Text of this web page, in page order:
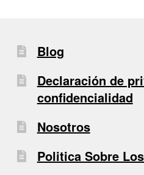
Blog
Declaración de
confidencialidad
Nosotros
Politica Sobre